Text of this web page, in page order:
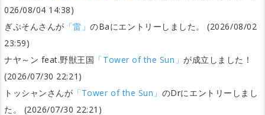
026/08/04 14:38)
ぎぷそんさんが 「雷」のBaにエントリーしました。 (2026/08/02
23:59)
ナヤ～ン feat.野獣王国 「Tower of the Sun」が成立しました！
(2026/07/30 22:21)
トッシャンさんが 「Tower of the Sun」 のDrにエントリーしまし
た。 (2026/07/30 22:21)